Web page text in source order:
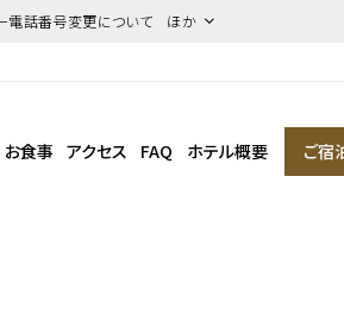
ー電話番号変更について ほか
お食事 アクセス FAQ ホテル概要 ご宿